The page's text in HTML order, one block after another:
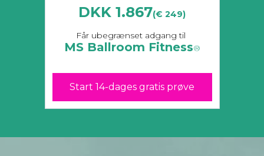
DKK 1.867(€ 249)
Får ubegrænset adgang til
MS Ballroom Fitness®
Start 14-dages gratis prøve